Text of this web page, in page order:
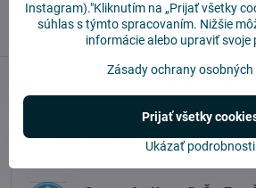
info@vysajto.sk
Overené našimi
99% zákazníkov odporúča obchod
hodnotenia našich zákazníkov. Viac
Instagram)."Kliknutím na „Prijať všetky
súhlas s týmto spracovaním. Nižšie
informácie alebo upraviť svoje
Zásady ochrany osobných
Ukázať podrobnosti
Prijať všetky